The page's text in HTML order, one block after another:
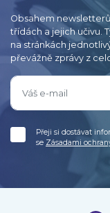
Obsahem
třídách a jejich učivu.
na stránkách
převážně zprávy z
Přeji si dostávat
se Zásadami